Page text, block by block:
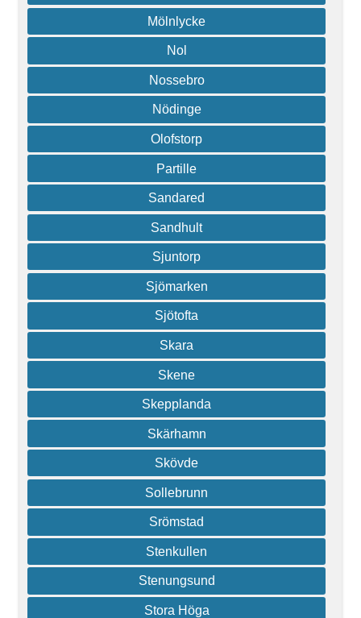
Mölnlycke
Nol
Nossebro
Nödinge
Olofstorp
Partille
Sandared
Sandhult
Sjuntorp
Sjömarken
Sjötofta
Skara
Skene
Skepplanda
Skärhamn
Skövde
Sollebrunn
Srömstad
Stenkullen
Stenungsund
Stora Höga